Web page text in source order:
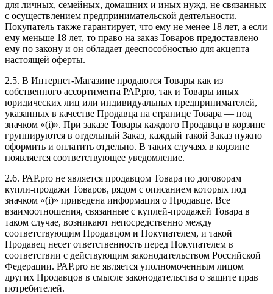
для личных, семейных, домашних и иных нужд, не связанных
с осуществлением предпринимательской деятельности.
Покупатель также гарантирует, что ему не менее 18 лет, а если
ему меньше 18 лет, то право на заказ Товаров предоставлено
ему по закону и он обладает дееспособностью для акцепта
настоящей оферты.
2.5. В Интернет-Магазине продаются Товары как из
собственного ассортимента РАР.pro, так и Товары иных
юридических лиц или индивидуальных предпринимателей,
указанных в качестве Продавца на странице Товара — под
значком «(i)». При заказе Товары каждого Продавца в корзине
группируются в отдельный Заказ, каждый такой Заказ нужно
оформить и оплатить отдельно. В таких случаях в корзине
появляется соответствующее уведомление.
2.6. РАР.pro не является продавцом Товара по договорам
купли-продажи Товаров, рядом с описанием которых под
значком «(i)» приведена информация о Продавце. Все
взаимоотношения, связанные с куплей-продажей Товара в
таком случае, возникают непосредственно между
соответствующим Продавцом и Покупателем, и такой
Продавец несет ответственность перед Покупателем в
соответствии с действующим законодательством Российской
Федерации. РАР.pro не является уполномоченным лицом
других Продавцов в смысле законодательства о защите прав
потребителей.